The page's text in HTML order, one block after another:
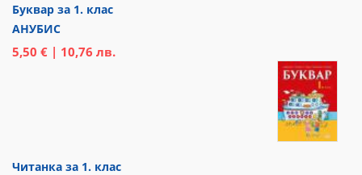
Буквар за 1. клас
АНУБИС
5,50 € | 10,76 лв.
Читанка за 1. клас